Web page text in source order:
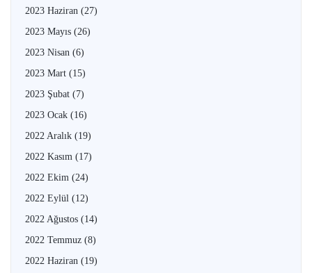
2023 Haziran (27)
2023 Mayıs (26)
2023 Nisan (6)
2023 Mart (15)
2023 Şubat (7)
2023 Ocak (16)
2022 Aralık (19)
2022 Kasım (17)
2022 Ekim (24)
2022 Eylül (12)
2022 Ağustos (14)
2022 Temmuz (8)
2022 Haziran (19)